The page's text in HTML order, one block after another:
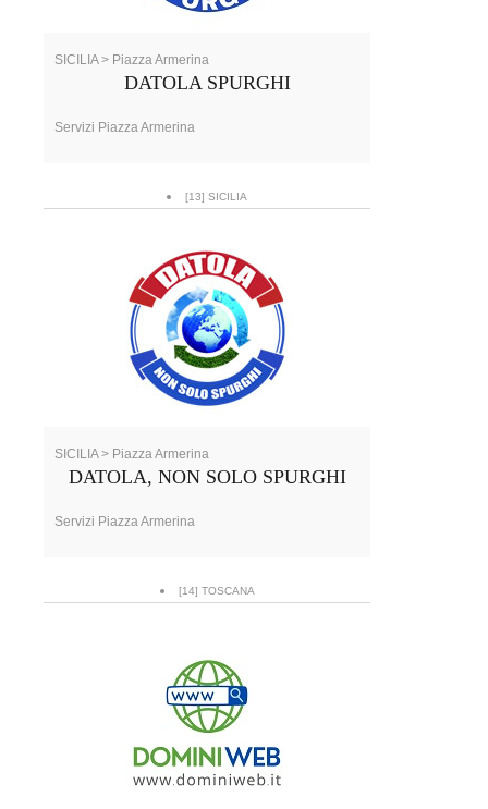
SICILIA > Piazza Armerina
DATOLA SPURGHI
Servizi Piazza Armerina
[13] SICILIA
SICILIA > Piazza Armerina
DATOLA, NON SOLO SPURGHI
Servizi Piazza Armerina
[14] TOSCANA